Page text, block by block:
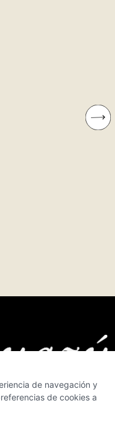
de navegación y
de cookies a